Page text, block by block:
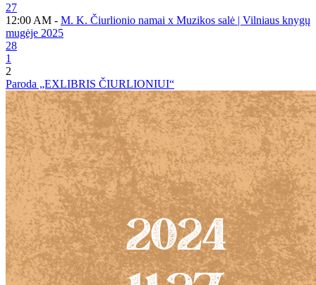
27
12:00 AM - M. K. Čiurlionio namai x Muzikos salė | Vilniaus knygų
mugėje 2025
28
1
2
Paroda „EXLIBRIS ČIURLIONIUI“